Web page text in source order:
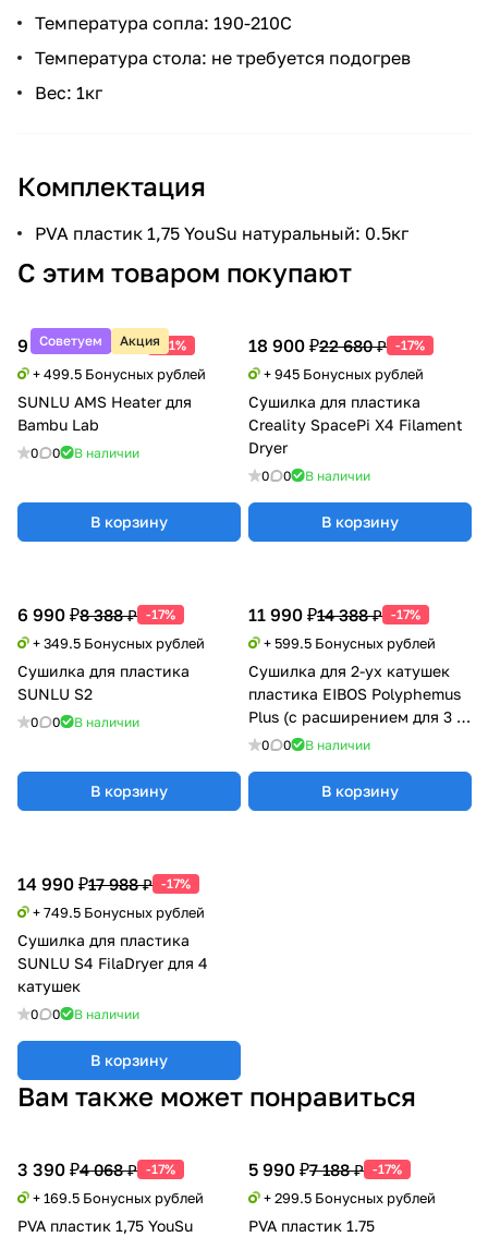
Температура сопла: 190-210С
Температура стола: не требуется подогрев
Вес: 1кг
Комплектация
PVA пластик 1,75 YouSu натуральный: 0.5кг
С этим товаром покупают
Советуем Акция
9 990 ₽20 388 ₽ -51%
+ 499.5 Бонусных рублей
SUNLU AMS Heater для
Bambu Lab
0 0 В наличии
В корзину
18 900 ₽22 680 ₽ -17%
+ 945 Бонусных рублей
Сушилка для пластика
Creality SpacePi X4 Filament
Dryer
0 0 В наличии
В корзину
6 990 ₽8 388 ₽ -17%
+ 349.5 Бонусных рублей
Сушилка для пластика
SUNLU S2
0 0 В наличии
В корзину
11 990 ₽14 388 ₽ -17%
+ 599.5 Бонусных рублей
Сушилка для 2-ух катушек
пластика EIBOS Polyphemus
Plus (с расширением для 3 кг
катушки)
0 0 В наличии
В корзину
14 990 ₽17 988 ₽ -17%
+ 749.5 Бонусных рублей
Сушилка для пластика
SUNLU S4 FilaDryer для 4
катушек
0 0 В наличии
В корзину
Вам также может понравиться
3 390 ₽4 068 ₽ -17%
+ 169.5 Бонусных рублей
PVA пластик 1,75 YouSu
5 990 ₽7 188 ₽ -17%
+ 299.5 Бонусных рублей
PVA пластик 1.75